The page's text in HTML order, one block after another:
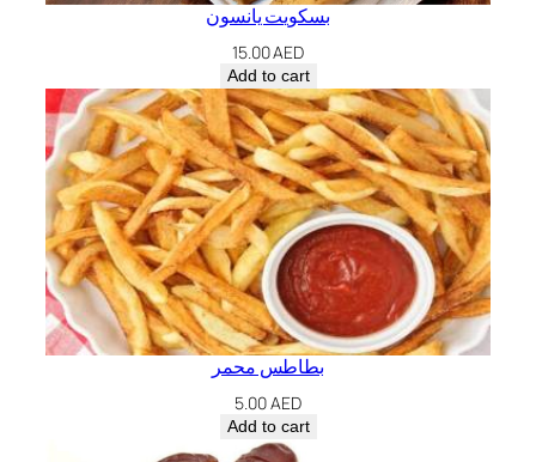
بسكويت يانسون
15.00AED
Add to cart
بطاطس محمر
5.00AED
Add to cart